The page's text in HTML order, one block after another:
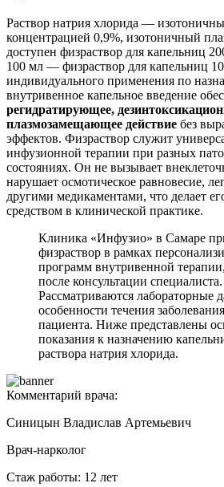
Раствор натрия хлорида —
концентрацией 0,9%, изотоничный
доступен физраствор для капельниц
100 мл — физраствор для капельниц
индивидуального применения по
внутривенное капельное введение
регидратирующее,
плазмозамещающее действие без
эффектов. Физраствор служит
инфузионной терапии при разных
состояниях. Он не вызывает
нарушает осмотическое равновесие,
другими медикаментами, что делает
средством в клинической практике.
Клиника «Инфузио» в Самаре
физраствор в рамках
программ внутривенной
после консультации специалиста.
Рассматриваются лабораторные
особенности течения
пациента. Ниже представлены
показания к назначению
раствора натрия хлорида.
Комментарий врача:
Синицын Владислав Артемьевич
Врач-нарколог
Стаж работы: 12 лет